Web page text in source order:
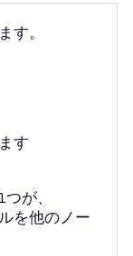
す。
す
が、
を他のノー